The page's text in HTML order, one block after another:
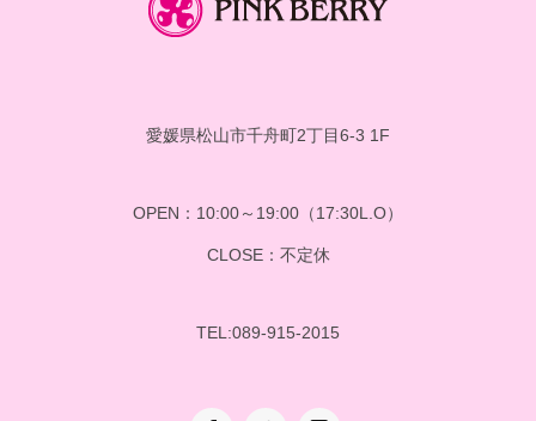
愛媛県松山市千舟町2丁目6-3 1F
OPEN：10:00～19:00（17:30L.O）
CLOSE：不定休
TEL:089-915-2015